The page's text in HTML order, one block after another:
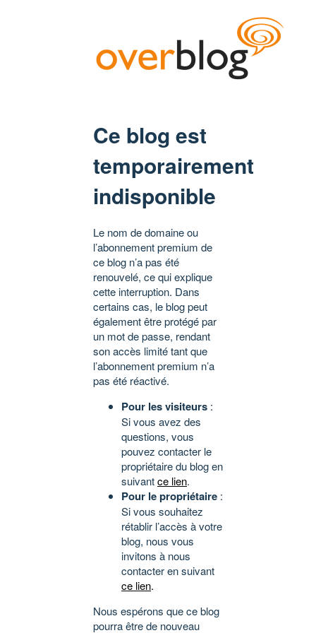
Ce blog est
temporairement
indisponible
Le nom de domaine ou
l’abonnement premium de
ce blog n’a pas été
renouvelé, ce qui explique
cette interruption. Dans
certains cas, le blog peut
également être protégé par
un mot de passe, rendant
son accès limité tant que
l’abonnement premium n’a
pas été réactivé.
Pour les visiteurs :
Si vous avez des
questions, vous
pouvez contacter le
propriétaire du blog en
suivantce lien.
Pour le propriétaire :
Si vous souhaitez
rétablir l’accès à votre
blog, nous vous
invitons à nous
contacter en suivant
ce lien.
Nous espérons que ce blog
pourra être de nouveau